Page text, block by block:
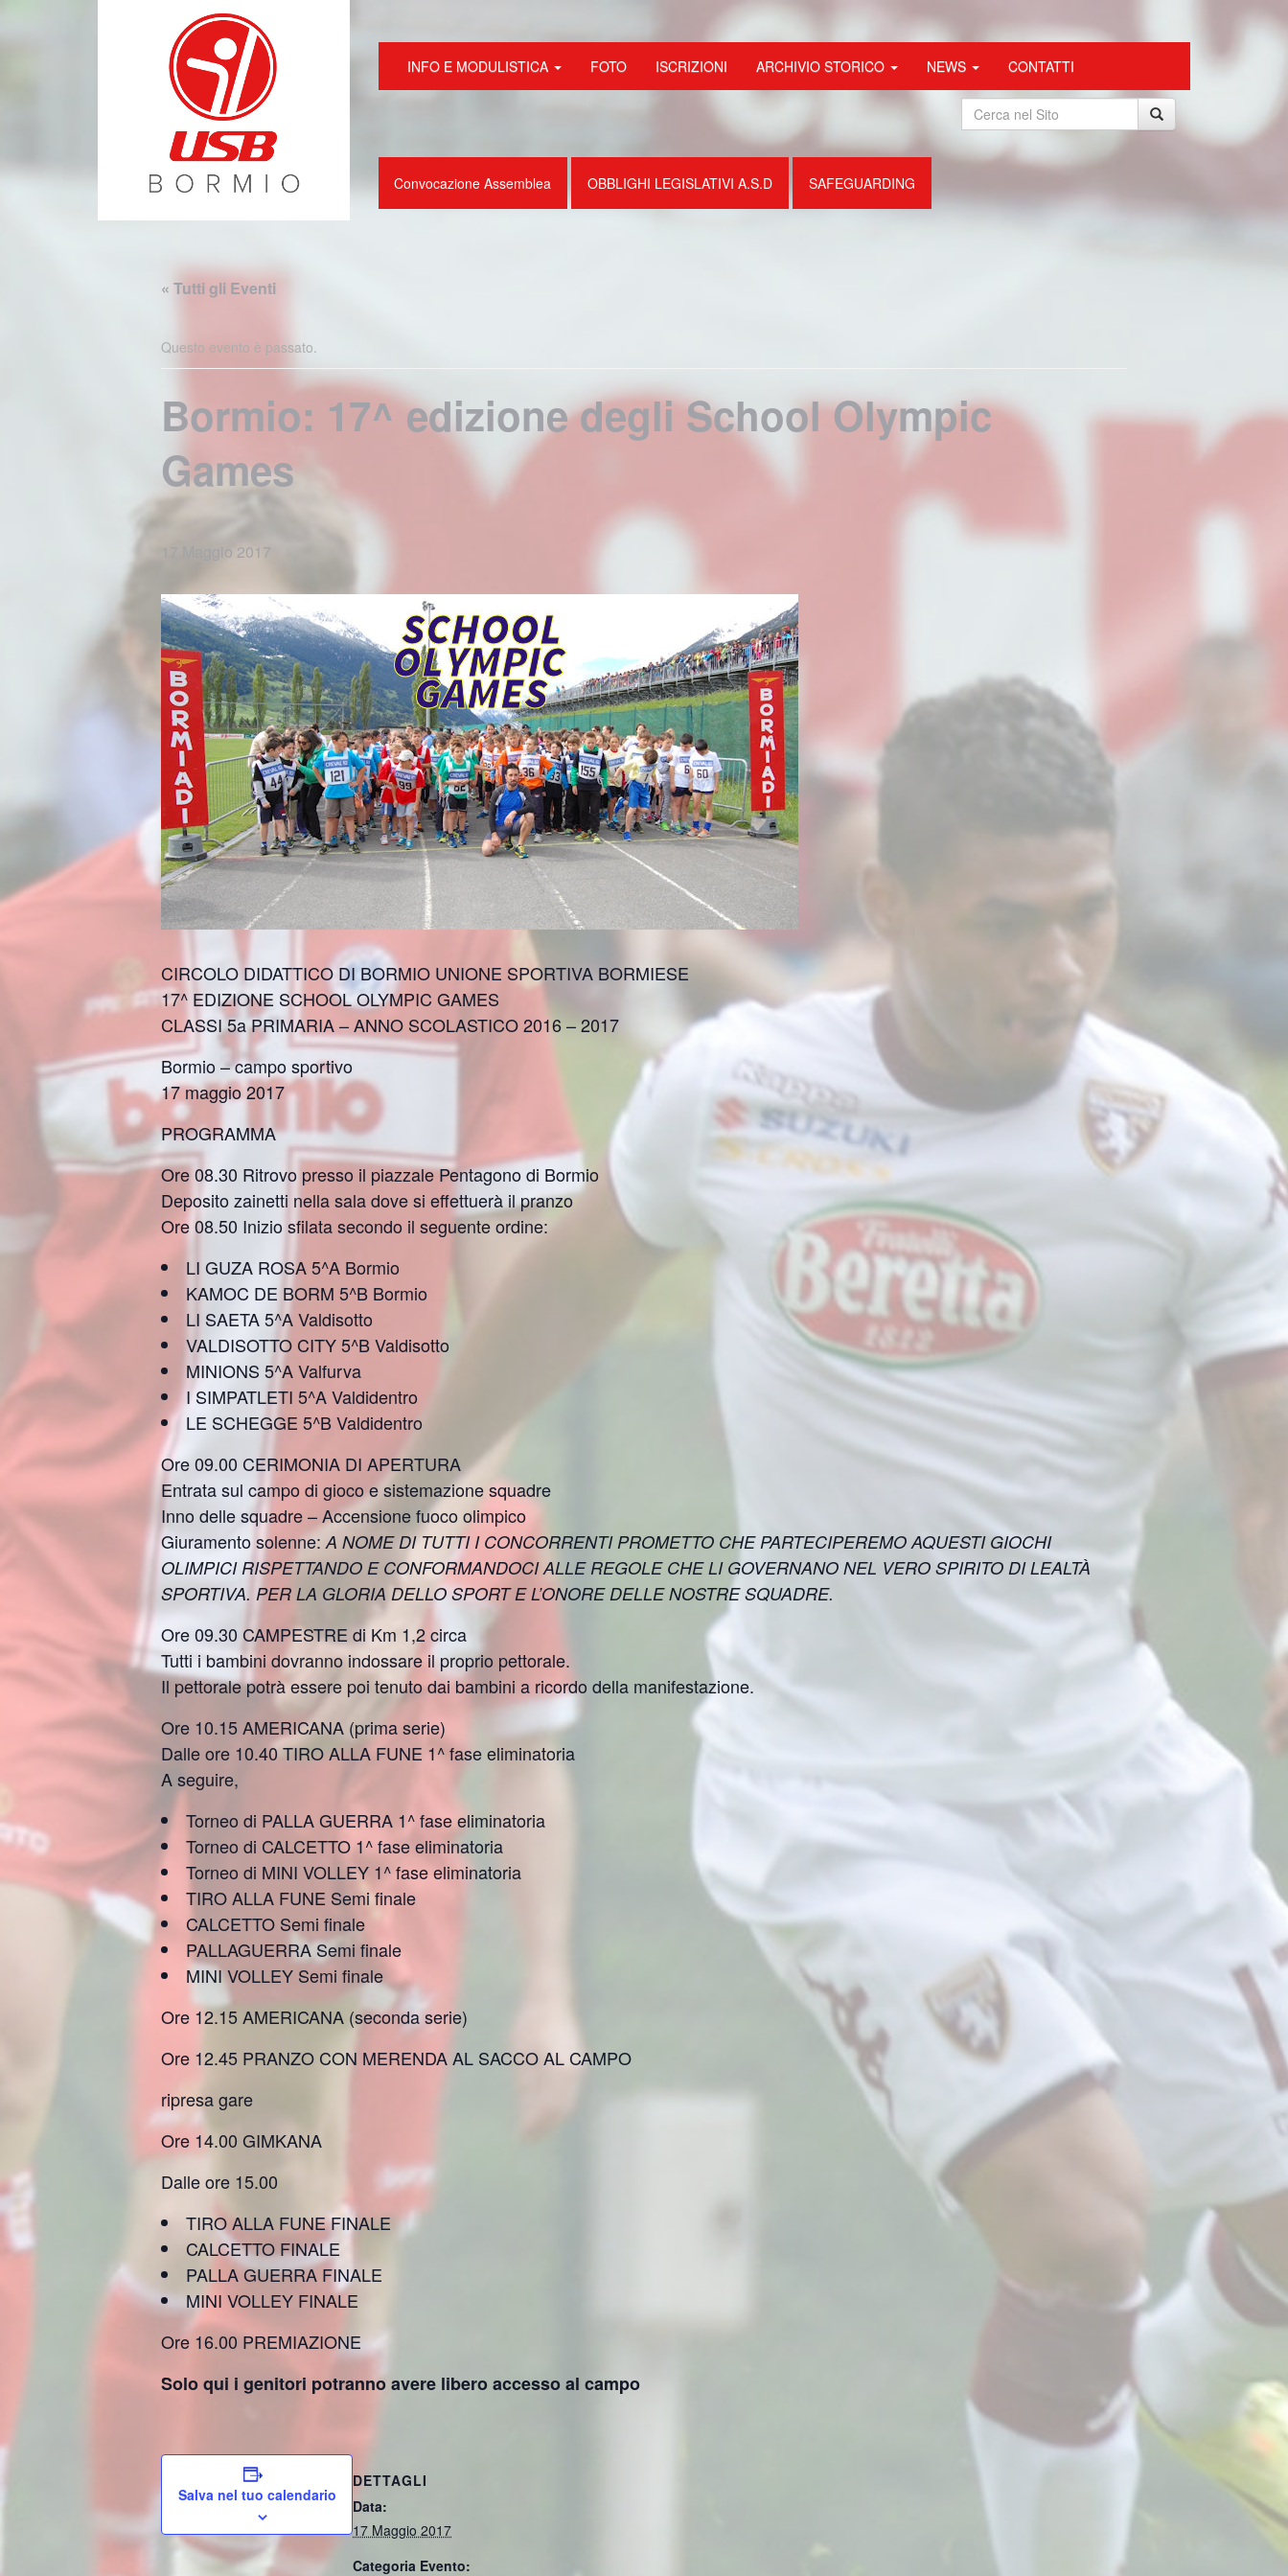
INFO E MODULISTICA FOTO ISCRIZIONI ARCHIVIO STORICO NEWS CONTATTI
Convocazione Assemblea OBBLIGHI LEGISLATIVI A.S.D SAFEGUARDING
« Tutti gli Eventi
Questo evento è passato.
Bormio: 17^ edizione degli School Olympic
Games
17 Maggio 2017
CIRCOLO DIDATTICO DI BORMIO UNIONE SPORTIVA BORMIESE
17^ EDIZIONE SCHOOL OLYMPIC GAMES
CLASSI 5a PRIMARIA – ANNO SCOLASTICO 2016 – 2017
Bormio – campo sportivo
17 maggio 2017
PROGRAMMA
Ore 08.30 Ritrovo presso il piazzale Pentagono di Bormio
Deposito zainetti nella sala dove si effettuerà il pranzo
Ore 08.50 Inizio sfilata secondo il seguente ordine:
LI GUZA ROSA 5^A Bormio
KAMOC DE BORM 5^B Bormio
LI SAETA 5^A Valdisotto
VALDISOTTO CITY 5^B Valdisotto
MINIONS 5^A Valfurva
I SIMPATLETI 5^A Valdidentro
LE SCHEGGE 5^B Valdidentro
Ore 09.00 CERIMONIA DI APERTURA
Entrata sul campo di gioco e sistemazione squadre
Inno delle squadre – Accensione fuoco olimpico
Giuramento solenne: A NOME DI TUTTI I CONCORRENTI PROMETTO CHE PARTECIPEREMO AQUESTI GIOCHI
OLIMPICI RISPETTANDO E CONFORMANDOCI ALLE REGOLE CHE LI GOVERNANO NEL VERO SPIRITO DI LEALTÀ
SPORTIVA. PER LA GLORIA DELLO SPORT E L’ONORE DELLE NOSTRE SQUADRE.
Ore 09.30 CAMPESTRE di Km 1,2 circa
Tutti i bambini dovranno indossare il proprio pettorale.
Il pettorale potrà essere poi tenuto dai bambini a ricordo della manifestazione.
Ore 10.15 AMERICANA (prima serie)
Dalle ore 10.40 TIRO ALLA FUNE 1^ fase eliminatoria
A seguire,
Torneo di PALLA GUERRA 1^ fase eliminatoria
Torneo di CALCETTO 1^ fase eliminatoria
Torneo di MINI VOLLEY 1^ fase eliminatoria
TIRO ALLA FUNE Semi finale
CALCETTO Semi finale
PALLAGUERRA Semi finale
MINI VOLLEY Semi finale
Ore 12.15 AMERICANA (seconda serie)
Ore 12.45 PRANZO CON MERENDA AL SACCO AL CAMPO
ripresa gare
Ore 14.00 GIMKANA
Dalle ore 15.00
TIRO ALLA FUNE FINALE
CALCETTO FINALE
PALLA GUERRA FINALE
MINI VOLLEY FINALE
Ore 16.00 PREMIAZIONE
Solo qui i genitori potranno avere libero accesso al campo
Salva nel tuo calendario
DETTAGLI
Data:
17 Maggio 2017
Categoria Evento: